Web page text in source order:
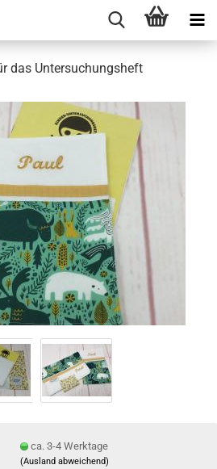
das Untersuchungsheft
ca. 3-4 Werktage
(Ausland abweichend)